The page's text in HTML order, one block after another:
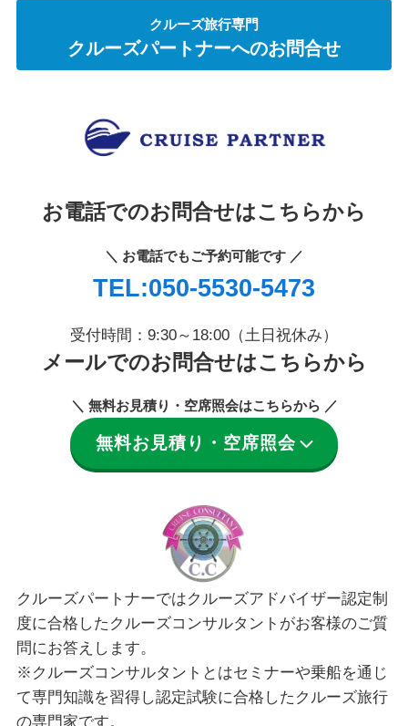
クルーズ旅行専門
クルーズパートナーへのお問合せ
お電話でのお問合せはこちらから
＼ お電話でもご予約可能です ／
TEL:050-5530-5473
受付時間：9:30～18:00（土日祝休み）
メールでのお問合せはこちらから
＼ 無料お見積り・空席照会はこちらから ／
無料お見積り・空席照会
クルーズパートナーではクルーズアドバイザー認定制
度に合格したクルーズコンサルタントがお客様のご質
問にお答えします。
※クルーズコンサルタントとはセミナーや乗船を通じ
て専門知識を習得し認定試験に合格したクルーズ旅行
の専門家です。